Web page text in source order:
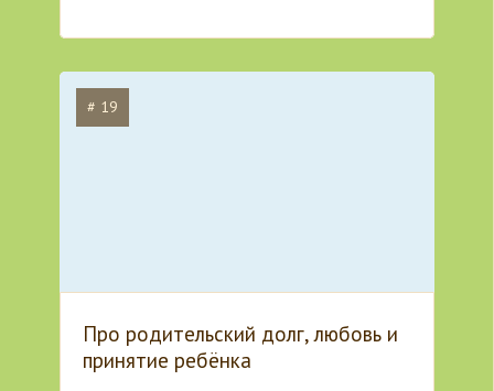
# 19
Про родительский долг, любовь и
принятие ребёнка